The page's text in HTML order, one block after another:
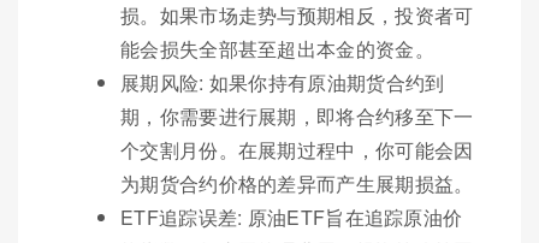
损。如果市场走势与预期相反，投资者可
能会损失全部甚至超出本金的资金。
展期风险: 如果你持有原油期货合约到
期，你需要进行展期，即将合约移至下一
个交割月份。在展期过程中，你可能会因
为期货合约价格的差异而产生展期损益。
ETF追踪误差: 原油ETF旨在追踪原油价